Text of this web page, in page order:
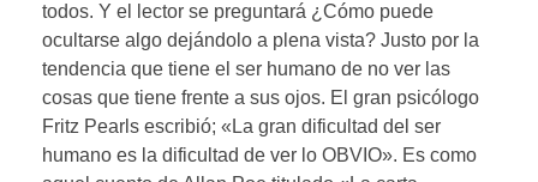
todos. Y el lector se preguntará ¿Cómo puede
ocultarse algo dejándolo a plena vista? Justo por la
tendencia que tiene el ser humano de no ver las
cosas que tiene frente a sus ojos. El gran psicólogo
Fritz Pearls escribió; «La gran dificultad del ser
humano es la dificultad de ver lo OBVIO». Es como